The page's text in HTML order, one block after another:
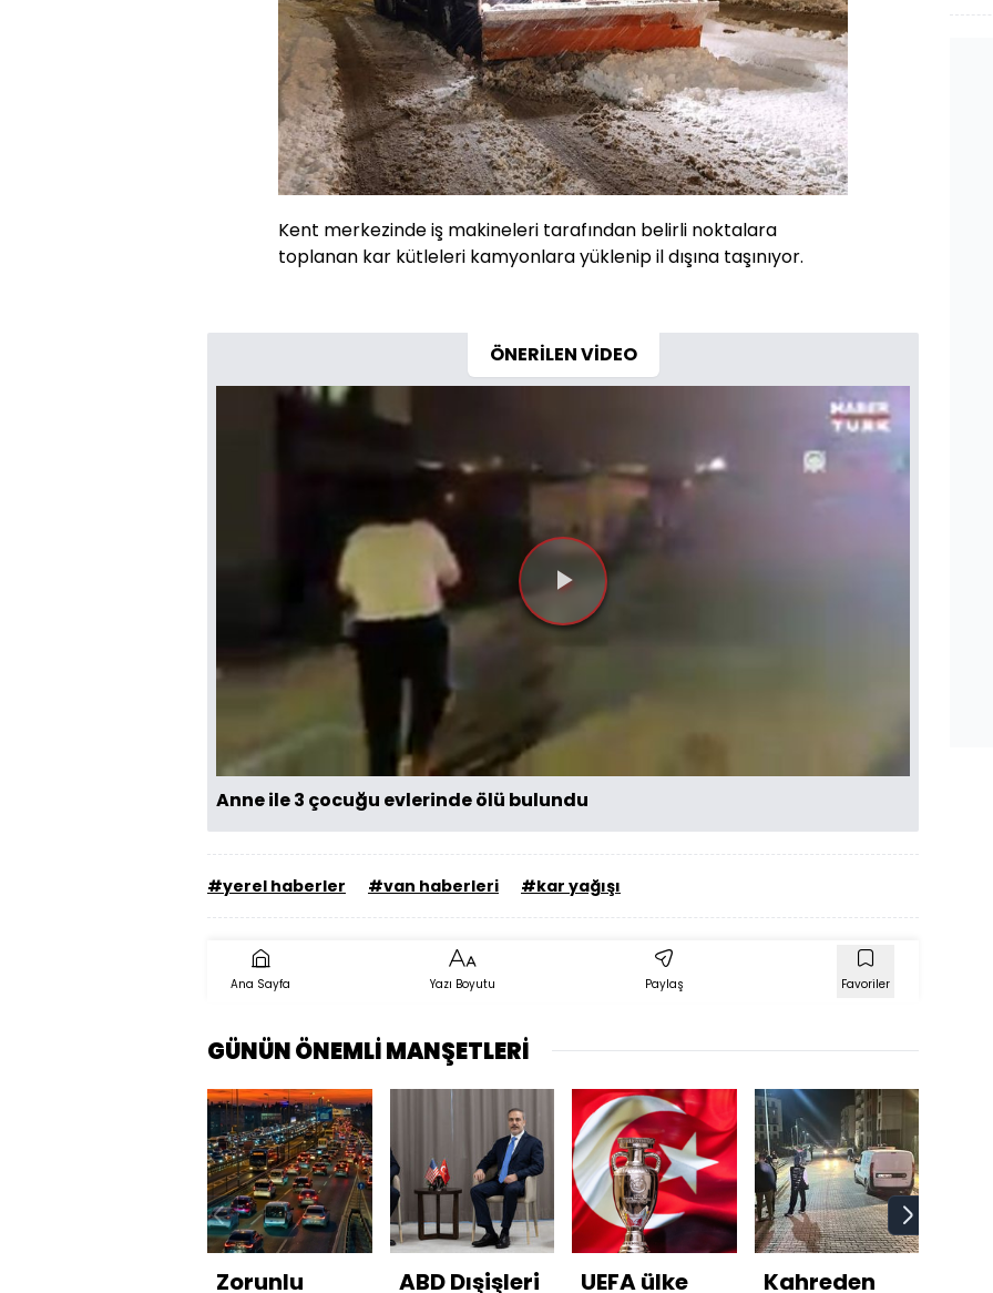
Kent merkezinde iş makineleri tarafından belirli noktalara
toplanan kar kütleleri kamyonlara yüklenip il dışına taşınıyor.
ÖNERİLEN VİDEO
Videoyu
Oynat
Anne ile 3 çocuğu evlerinde ölü bulundu
#yerel haberler #van haberleri #kar yağışı
Ana Sayfa Yazı Boyutu Paylaş Favoriler
GÜNÜN ÖNEMLİ MANŞETLERİ
Zorunlu ABD Dışişleri UEFA ülke Kahreden